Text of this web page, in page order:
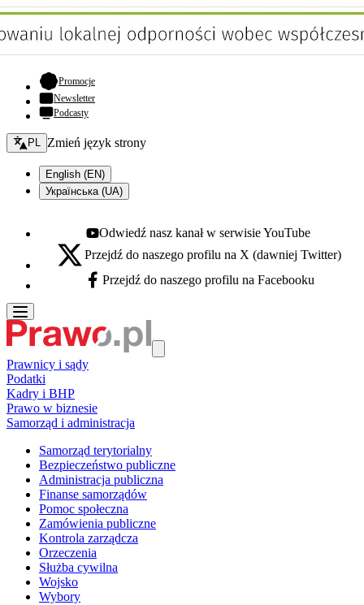
Promocje- otwiera się w nowej karcie
Newsletter
Podcasty
Zmień język - bieżący:
PL Zmień język strony
English (EN)
Українська (UA)
Youtube - otwiera się w nowej karcie
Odwiedź nasz kanał w serwisie YouTube
X - otwiera się w nowej karcie
Przejdź do naszego profilu na X (dawniej Twitter)
Facebook - otwiera się w nowej karcie
Przejdź do naszego profilu na Facebooku
Prawnicy i sądy
Podatki
Kadry i BHP
Prawo w biznesie
Samorząd i administracja
Samorząd terytorialny
Bezpieczeństwo publiczne
Administracja publiczna
Finanse samorządów
Pomoc społeczna
Zamówienia publiczne
Kontrola zarządcza
Orzeczenia
Służba cywilna
Wojsko
Wybory